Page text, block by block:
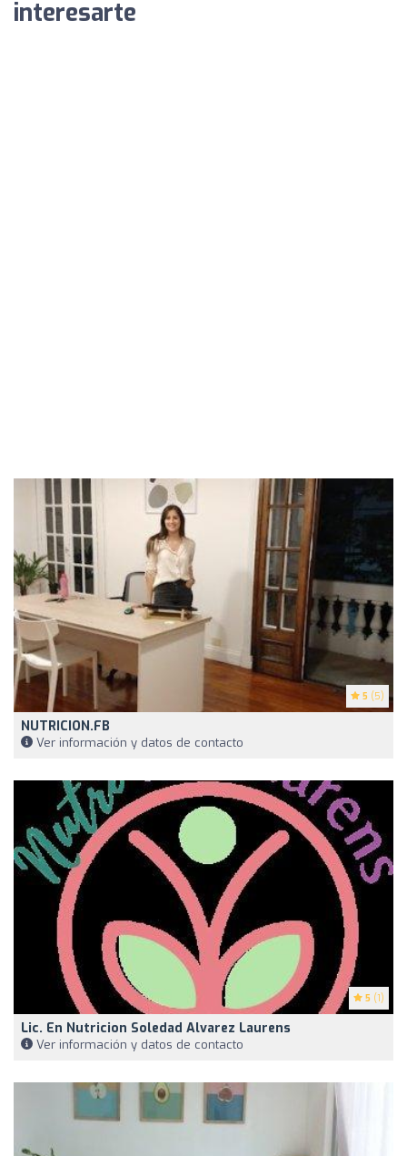
interesarte
5 (5)
NUTRICION.FB
Ver información y datos de contacto
5 (1)
Lic. En Nutricion Soledad Alvarez Laurens
Ver información y datos de contacto